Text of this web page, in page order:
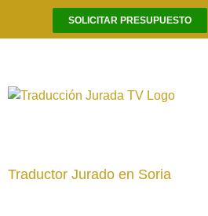
contenido
SOLICITAR PRESUPUESTO
Traductor Jurado en Soria